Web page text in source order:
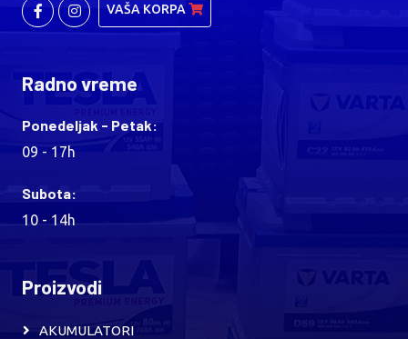
VAŠA KORPA
Radno vreme
Ponedeljak - Petak:
09 - 17h
Subota:
10 - 14h
Proizvodi
AKUMULATORI